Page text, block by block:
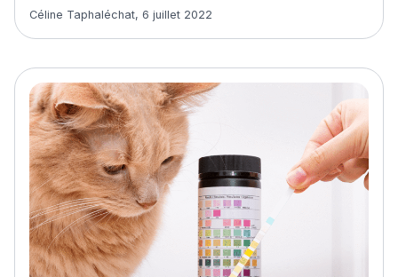
Article rédigé par
Céline Taphaléchat, 6 juillet 2022